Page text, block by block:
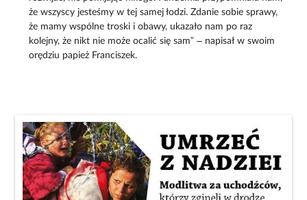
że wszyscy jesteśmy w tej samej łodzi. Zdanie sobie sprawy,
że mamy wspólne troski i obawy, ukazało nam po raz
kolejny, że nikt nie może ocalić się sam” – napisał w swoim
orędziu papież Franciszek.